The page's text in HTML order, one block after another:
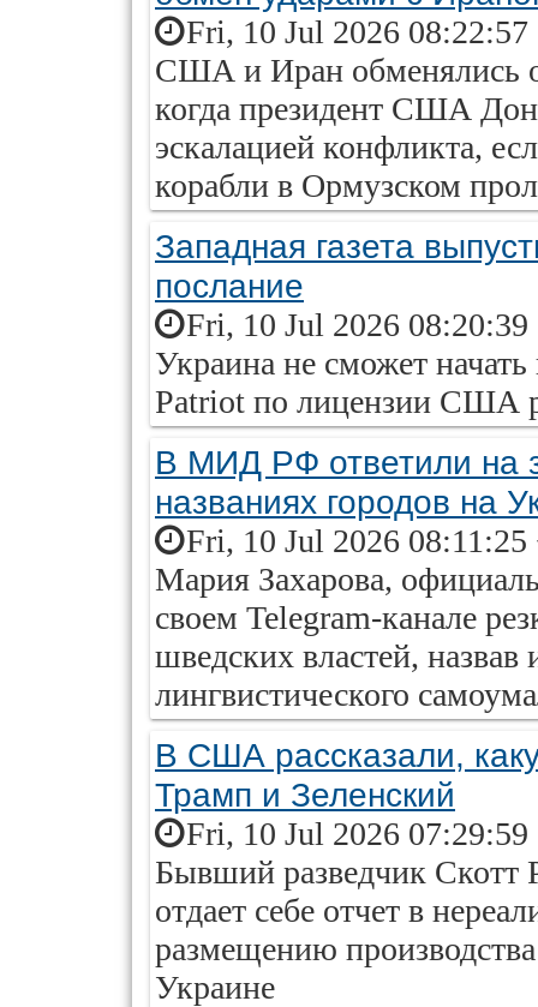
Fri, 10 Jul 2026 08:22:57
США и Иран обменялись
когда президент США
эскалацией конфликта,
корабли в Ормузском
Западная газета
послание
Fri, 10 Jul 2026 08:20:39
Украина не сможет
Patriot по лицензии США
В МИД РФ ответили на
названиях городов на
Fri, 10 Jul 2026 08:11:25
Мария Захарова,
своем Telegram-канале
шведских властей,
лингвистического
В США рассказали,
Трамп и Зеленский
Fri, 10 Jul 2026 07:29:59
Бывший разведчик Скотт
отдает себе отчет в
размещению
Украине